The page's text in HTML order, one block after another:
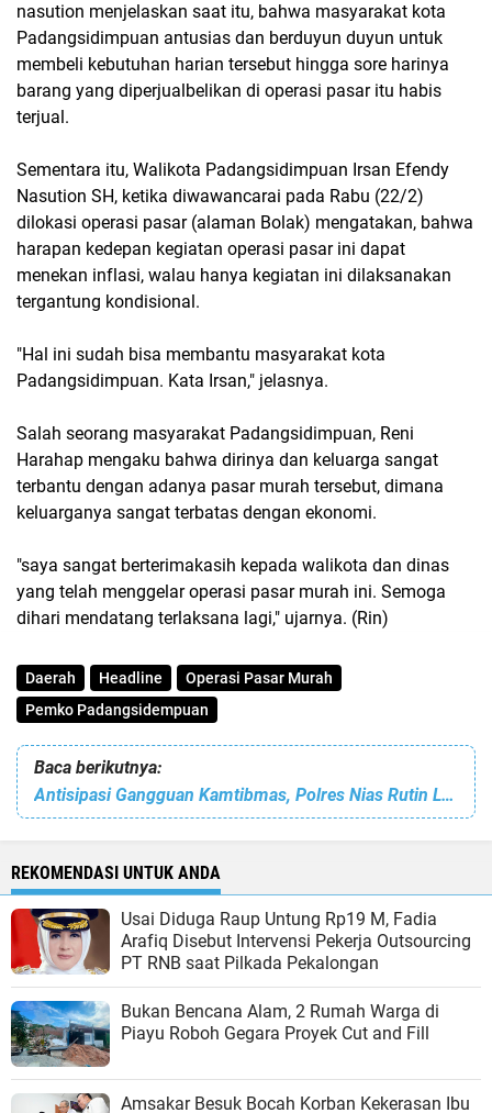
nasution menjelaskan saat itu, bahwa masyarakat kota
Padangsidimpuan antusias dan berduyun duyun untuk
membeli kebutuhan harian tersebut hingga sore harinya
barang yang diperjualbelikan di operasi pasar itu habis
terjual.
Sementara itu, Walikota Padangsidimpuan Irsan Efendy
Nasution SH, ketika diwawancarai pada Rabu (22/2)
dilokasi operasi pasar (alaman Bolak) mengatakan, bahwa
harapan kedepan kegiatan operasi pasar ini dapat
menekan inflasi, walau hanya kegiatan ini dilaksanakan
tergantung kondisional.
"Hal ini sudah bisa membantu masyarakat kota
Padangsidimpuan. Kata Irsan," jelasnya.
Salah seorang masyarakat Padangsidimpuan, Reni
Harahap mengaku bahwa dirinya dan keluarga sangat
terbantu dengan adanya pasar murah tersebut, dimana
keluarganya sangat terbatas dengan ekonomi.
"saya sangat berterimakasih kepada walikota dan dinas
yang telah menggelar operasi pasar murah ini. Semoga
dihari mendatang terlaksana lagi," ujarnya. (Rin)
Daerah Headline
Operasi Pasar Murah
Pemko Padangsidempuan
Baca berikutnya:
Antisipasi Gangguan Kamtibmas, Polres Nias Rutin Lakukan Patroli KRYD
REKOMENDASI UNTUK ANDA
Usai Diduga Raup Untung Rp19 M, Fadia
Arafiq Disebut Intervensi Pekerja Outsourcing
PT RNB saat Pilkada Pekalongan
Bukan Bencana Alam, 2 Rumah Warga di
Piayu Roboh Gegara Proyek Cut and Fill
Amsakar Besuk Bocah Korban Kekerasan Ibu